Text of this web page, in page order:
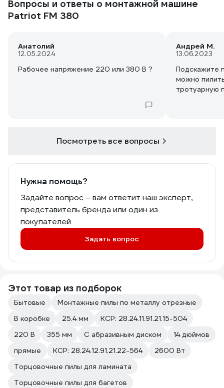
обжаты
лучше,
всего, но
морозе
что бы
Но чуть в
Вопросы и ответы о монтажной машине
Patriot FM 380
Анатолий
12.05.2024
Рабочее напряжение 220 или 380 В ?
Андрей М.
13.06.2023
Подскажите
можно
тротуарную
Посмотреть все вопросы
Нужна помощь?
Задайте вопрос – вам ответит наш эксперт,
представитель бренда или один из
покупателей
Задать вопрос
Этот товар из подборок
Бытовые
Монтажные пилы по металлу отрезные
В коробке
25.4 мм
КСР: 28.24.11.91.21.15-504
220 В
355 мм С абразивным диском
14 дюймов
прямые
КСР: 28.24.12.91.21.22-564
2600 Вт
Торцовочные пилы для ламината
Торцовочные пилы для багетов